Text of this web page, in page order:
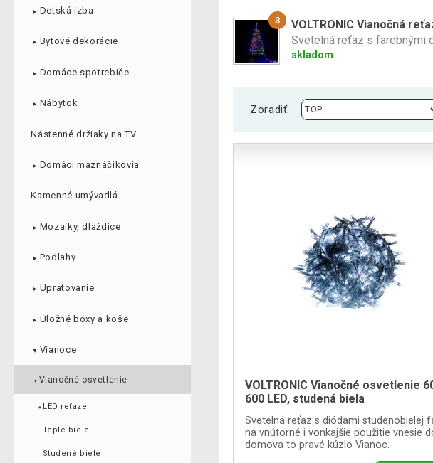
► Detská izba
► Bytové dekorácie
► Domáce spotrebiče
► Nábytok
Nástenné držiaky na TV
► Domáci maznáčikovia
Kamenné umývadlá
► Mozaiky, dlaždice
► Podlahy
► Upratovanie
► Úložné boxy a koše
▼ Vianoce
▼ Vianočné osvetlenie
▼ LED reťaze
Teplé biele
Studené biele
3
VOLTRONIC Vianočná
Svetelná reťaz s farebnými
skladom
Zoradiť:
VOLTRONIC Vianočné osvetlenie
600 LED, studená biela
Svetelná reťaz s diódami studenobielej
na vnútorné i vonkajšie použitie vnesie
domova to pravé kúzlo Vianoc.